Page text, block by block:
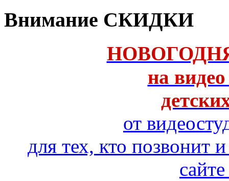
Внимание СКИДКИ
на
от
для тех, кто позвонит